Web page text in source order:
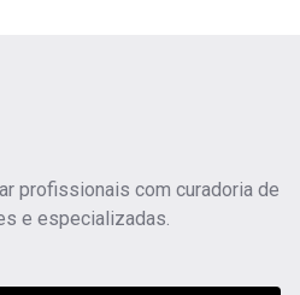
profissionais com curadoria de
e especializadas.